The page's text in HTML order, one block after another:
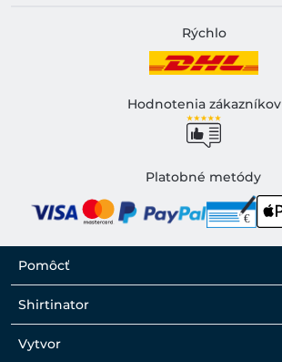
Rýchlo
Hodnotenia zákazníkov
Platobné metódy
Pomôcť
Shirtinator
Vytvor